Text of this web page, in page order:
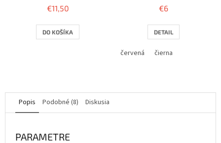
€11,50
DO KOŠÍKA
€6
DETAIL
červená čierna
Popis Podobné (8) Diskusia
PARAMETRE